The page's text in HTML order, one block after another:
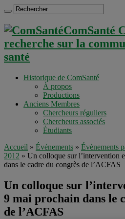
ComSanté
recherche sur la
santé
Historique de ComSanté
À propos
Productions
Anciens Membres
Chercheurs réguliers
Chercheurs associés
Étudiants
Accueil » Événements » Évènements
2012 » Un colloque sur l’intervention
dans le cadre du congrès de l’ACFAS
Un colloque sur
9 mai prochain dans le
de l’ACFAS